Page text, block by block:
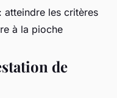
: atteindre les critères
à la pioche
de